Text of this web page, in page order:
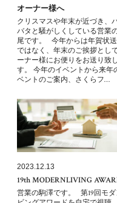
オーナー様へ
クリスマスや年末が近づき、
バタと騒がしくしている営業
尾です。 今年からは年賀状
ではなく、年末のご挨拶とし
ーナー様にお便りをお送り致
す。 今年のイベントから来年
ベントのご案内、さくらフ…
2023.12.13
19th MODERNLIVING
営業の駒澤です。 第19回モダ